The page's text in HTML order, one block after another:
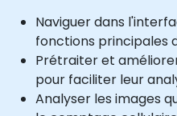
Naviguer dans
fonctions principales
Prétraiter et
pour faciliter leur
Analyser les images